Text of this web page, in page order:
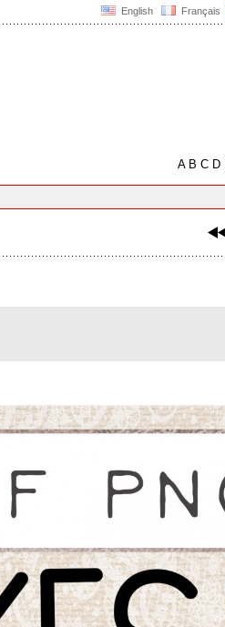
English Français
AB C D